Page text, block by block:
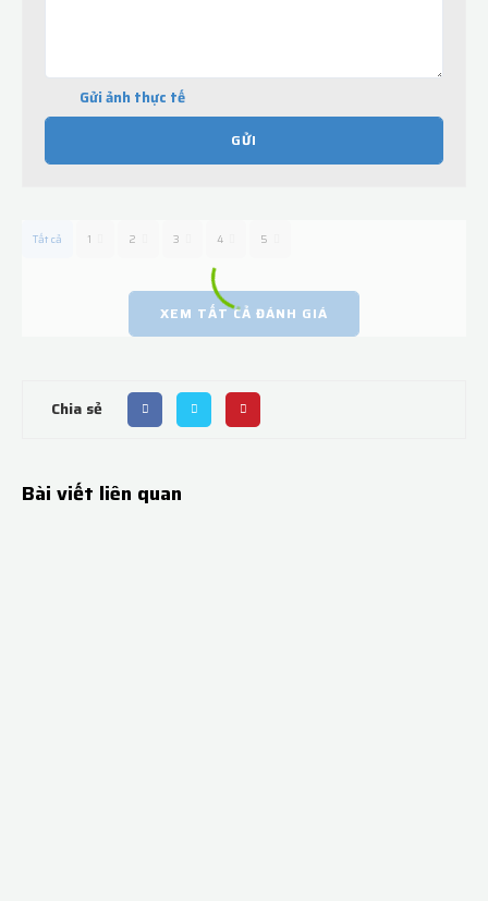
Gửi ảnh thực tế
GỬI
Tất cả 1 2 3 4 5
XEM TẤT CẢ ĐÁNH GIÁ
Chia sẻ
Bài viết liên quan